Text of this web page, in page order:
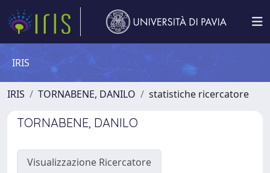
IRIS
IRIS TORNABENE, DANILO statistiche ricercatore
TORNABENE, DANILO
Visualizzazione Ricercatore